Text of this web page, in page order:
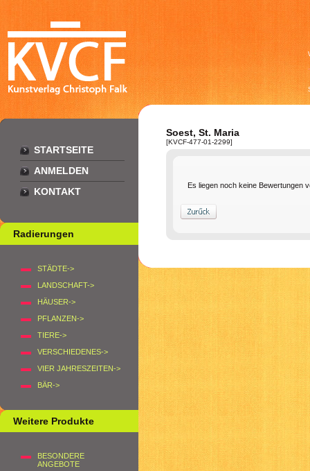
STARTSEITE
ANMELDEN
KONTAKT
Radierungen
STÄDTE->
LANDSCHAFT->
HÄUSER->
PFLANZEN->
TIERE->
VERSCHIEDENES->
VIER JAHRESZEITEN->
BÄR->
Weitere Produkte
BESONDERE
ANGEBOTE
Soest, St. Maria
[KVCF-477-01-2299]
Es liegen noch keine Bewertungen